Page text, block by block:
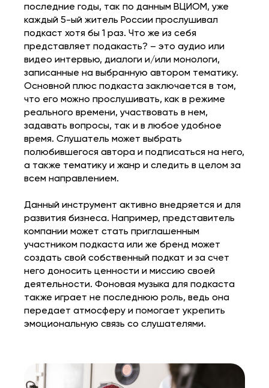
последние годы, так по данным ВЦИОМ, уже
каждый 5-ый житель России прослушивал
подкаст хотя бы 1 раз. Что же из себя
представляет подакасть? – это аудио или
видео интервью, диалоги и/или монологи,
записанные на выбранную автором тематику.
Основной плюс подкаста заключается в том,
что его можно прослушивать, как в режиме
реального времени, участвовать в нем,
задавать вопросы, так и в любое удобное
время. Слушатель может выбрать
полюбившегося автора и подписаться на него,
а также тематику и жанр и следить в целом за
всем направлением.
Данный инструмент активно внедряется и для
развития бизнеса. Например, представитель
компании может стать приглашенным
участником подкаста или же бренд может
создать свой собственный подкат и за счет
него доносить ценности и миссию своей
деятельности. Фоновая музыка для подкаста
также играет не последнюю роль, ведь она
передает атмосферу и помогает укрепить
эмоциональную связь со слушателями.